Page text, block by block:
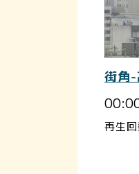
街角
再生